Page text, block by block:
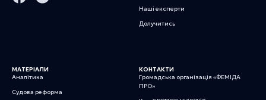
Наші експерти
Долучитись
МАТЕРІАЛИ
Аналітика
Судова реформа
КОНТАКТИ
Громадська організація «ФЕМІДА
ПРО»